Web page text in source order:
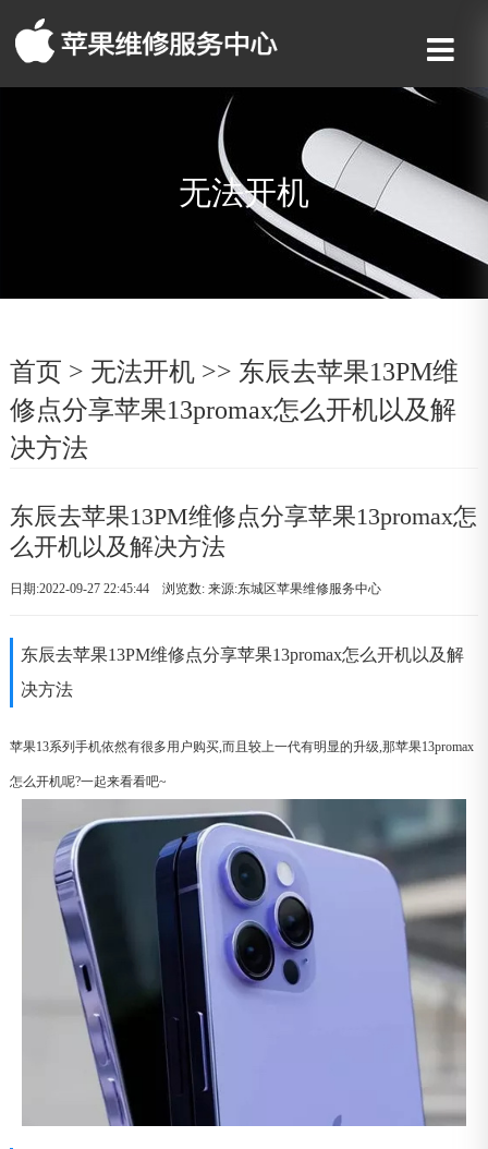
无法开机
首页 > 无法开机>> 东辰去苹果13PM维
修点分享苹果13promax怎么开机以及解
决方法
东辰去苹果13PM维修点分享苹果13promax怎
么开机以及解决方法
日期:2022-09-27 22:45:44 浏览数:来源:东城区苹果维修服务中心
东辰去苹果13PM维修点分享苹果13promax怎么开机以及解
决方法
苹果13系列手机依然有很多用户购买,而且较上一代有明显的升级,那苹果13promax
怎么开机呢?一起来看看吧~